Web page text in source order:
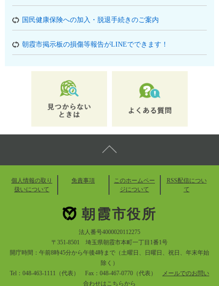
国民健康保険への加入・脱退手続きのご案内
朝霞市掲示板の損傷等報告がLINEでできます！
個人情報の取り
扱いについて
免責事項
このホームペー
ジについて
RSS配信につい
て
朝霞市役所
法人番号4000020112275
〒351-8501 埼玉県朝霞市本町一丁目1番1号
開庁時間：午前8時45分から午後4時まで（土曜日、日曜日、祝日、年末年始
除く）
Tel：048-463-1111（代表） Fax：048-467-0770（代表）
メールでのお問い
合わせはこちらから